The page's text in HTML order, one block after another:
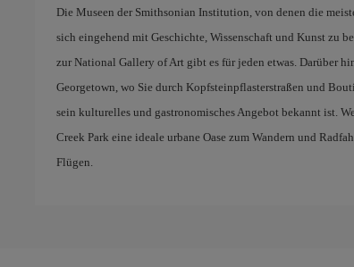
Die Museen der Smithsonian Institution, von denen die
sich eingehend mit Geschichte, Wissenschaft und Kunst zu
zur National Gallery of Art gibt es für jeden etwas. Darüber
Georgetown, wo Sie durch Kopfsteinpflasterstraßen und
sein kulturelles und gastronomisches Angebot bekannt ist.
Creek Park eine ideale urbane Oase zum Wandern und
Flügen.